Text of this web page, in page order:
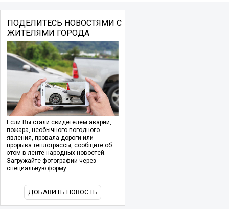
ПОДЕЛИТЕСЬ НОВОСТЯМИ С
ЖИТЕЛЯМИ ГОРОДА
Если Вы стали свидетелем аварии,
пожара, необычного погодного
явления, провала дороги или
прорыва теплотрассы, сообщите об
этом в ленте народных новостей.
Загружайте фотографии через
специальную форму.
ДОБАВИТЬ НОВОСТЬ